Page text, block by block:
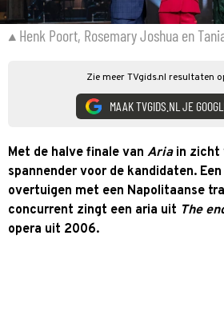
Henk Poort, Rosemary Joshua en
Zie meer TVgids.nl resultaten
MAAK TVGIDS.NL JE
Met de halve finale van Ariain zicht
spannender voor de kandidaten.
overtuigen met een Napolitaanse
concurrent zingt een aria uit The
opera uit 2006.